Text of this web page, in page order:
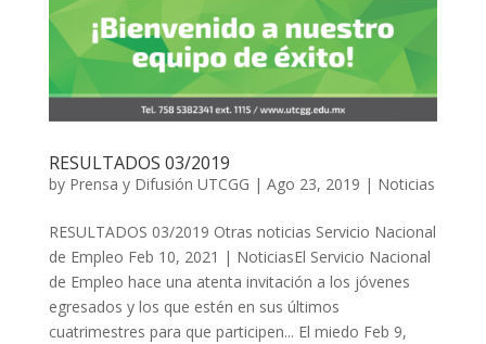
RESULTADOS 03/2019
by Prensa y Difusión UTCGG | Ago 23, 2019 | Noticias
RESULTADOS 03/2019 Otras noticias Servicio Nacional
de Empleo Feb 10, 2021 | NoticiasEl Servicio Nacional
de Empleo hace una atenta invitación a los jóvenes
egresados y los que estén en sus últimos
cuatrimestres para que participen... El miedo Feb 9,